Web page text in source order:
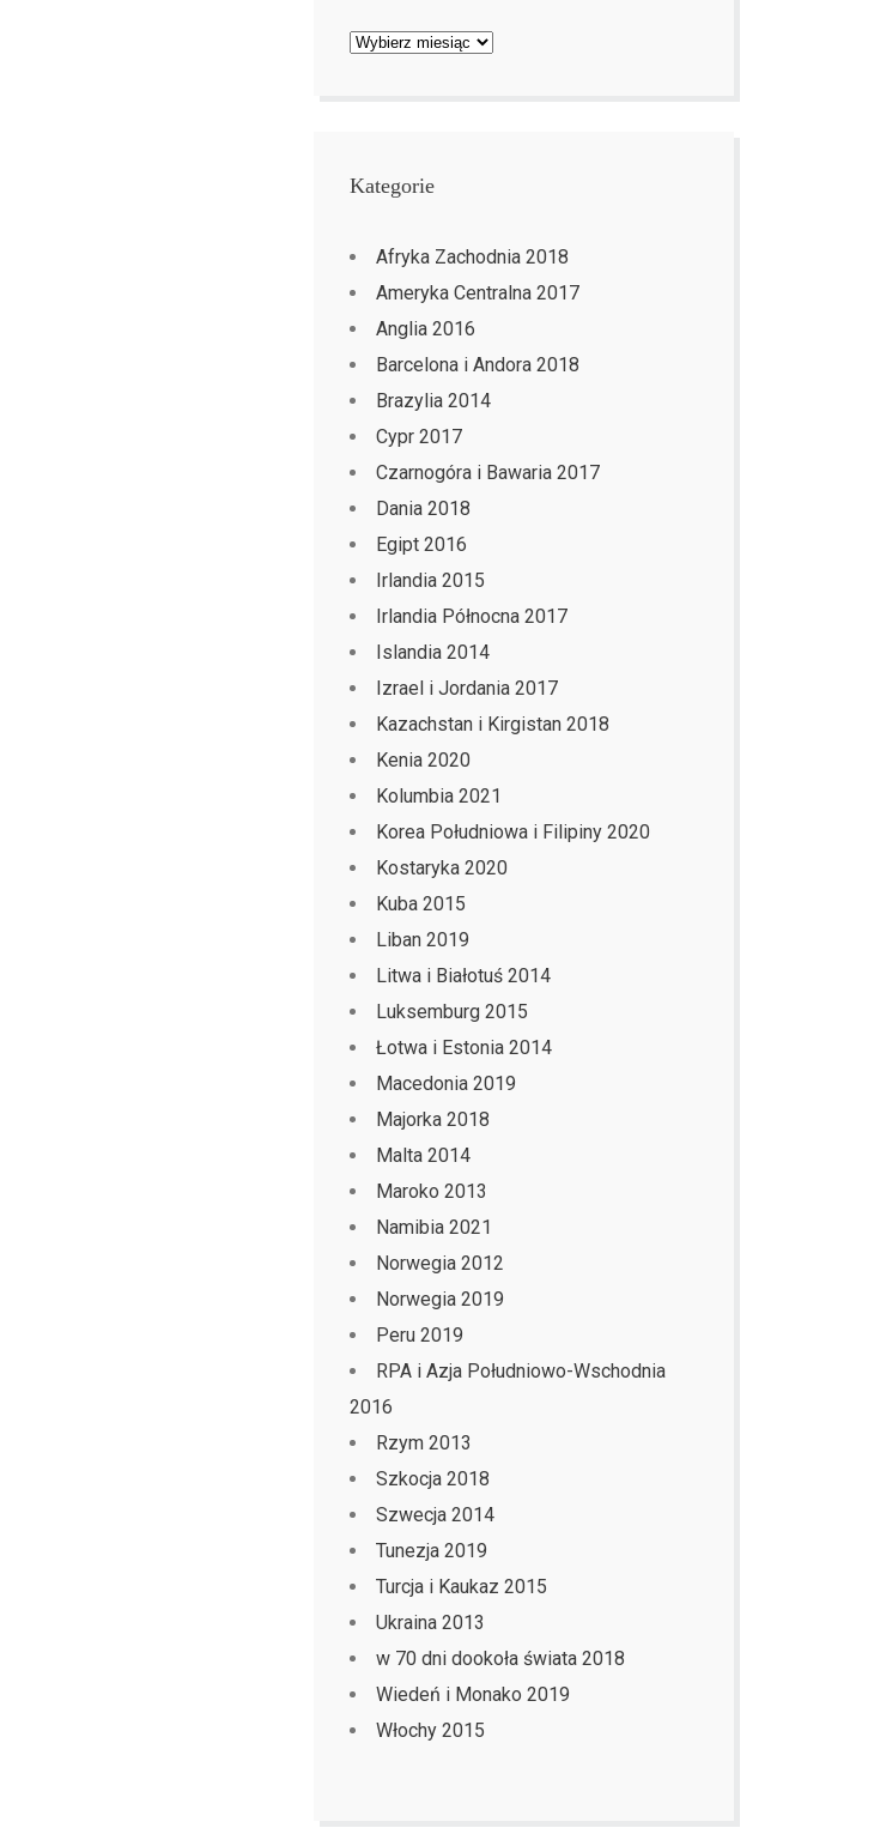
Archiwa
Kategorie
Afryka Zachodnia 2018
Ameryka Centralna 2017
Anglia 2016
Barcelona i Andora 2018
Brazylia 2014
Cypr 2017
Czarnogóra i Bawaria 2017
Dania 2018
Egipt 2016
Irlandia 2015
Irlandia Północna 2017
Islandia 2014
Izrael i Jordania 2017
Kazachstan i Kirgistan 2018
Kenia 2020
Kolumbia 2021
Korea Południowa i Filipiny 2020
Kostaryka 2020
Kuba 2015
Liban 2019
Litwa i Białotuś 2014
Luksemburg 2015
Łotwa i Estonia 2014
Macedonia 2019
Majorka 2018
Malta 2014
Maroko 2013
Namibia 2021
Norwegia 2012
Norwegia 2019
Peru 2019
RPA i Azja Południowo-Wschodnia
2016
Rzym 2013
Szkocja 2018
Szwecja 2014
Tunezja 2019
Turcja i Kaukaz 2015
Ukraina 2013
w 70 dni dookoła świata 2018
Wiedeń i Monako 2019
Włochy 2015